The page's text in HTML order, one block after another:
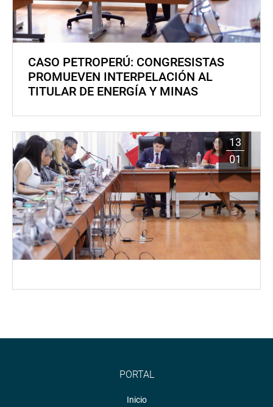
CASO PETROPERÚ: CONGRESISTAS
PROMUEVEN INTERPELACIÓN AL
TITULAR DE ENERGÍA Y MINAS
13
01
PORTAL
Inicio